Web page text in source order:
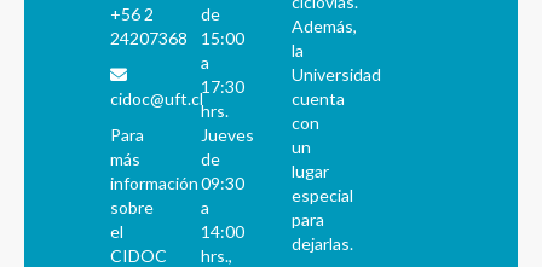
+56 2
24207368
cidoc@uft.cl
Para
más
información
sobre
el
CIDOC
de
15:00
a
17:30
hrs.
Jueves
de
09:30
a
14:00
hrs.,
Además,
la
Universidad
cuenta
con
un
lugar
especial
para
dejarlas.